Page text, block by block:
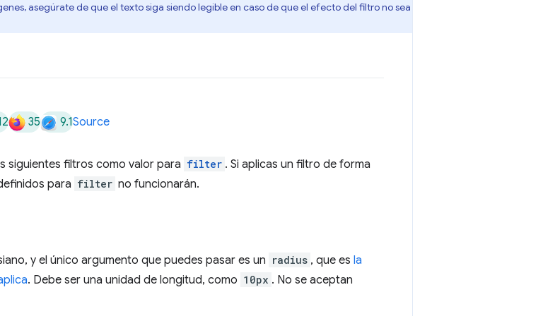
asegúrate de que el texto siga siendo legible en caso de que el efecto del filtro no sea
35 9.1Source
siguientes filtros como valor para filter . Si aplicas un filtro de forma
para filter no funcionarán.
y el único argumento que puedes pasar es un radius , que es la
. Debe ser una unidad de longitud, como 10px . No se aceptan